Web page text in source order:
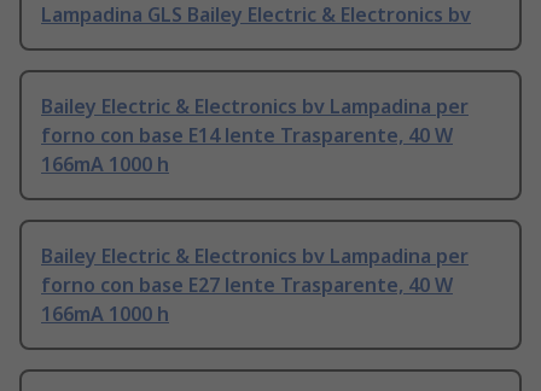
Lampadina GLS Bailey Electric & Electronics bv
Bailey Electric & Electronics bv Lampadina per
forno con base E14 lente Trasparente, 40 W
166mA 1000 h
Bailey Electric & Electronics bv Lampadina per
forno con base E27 lente Trasparente, 40 W
166mA 1000 h